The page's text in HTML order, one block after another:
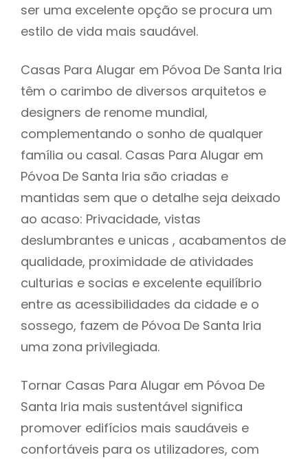
ser uma excelente opção se procura um
estilo de vida mais saudável.
Casas Para Alugar em Póvoa De Santa Iria
têm o carimbo de diversos arquitetos e
designers de renome mundial,
complementando o sonho de qualquer
família ou casal. Casas Para Alugar em
Póvoa De Santa Iria são criadas e
mantidas sem que o detalhe seja deixado
ao acaso: Privacidade, vistas
deslumbrantes e unicas , acabamentos de
qualidade, proximidade de atividades
culturias e socias e excelente equilíbrio
entre as acessibilidades da cidade e o
sossego, fazem de Póvoa De Santa Iria
uma zona privilegiada.
Tornar Casas Para Alugar em Póvoa De
Santa Iria mais sustentável significa
promover edifícios mais saudáveis e
confortáveis para os utilizadores, com